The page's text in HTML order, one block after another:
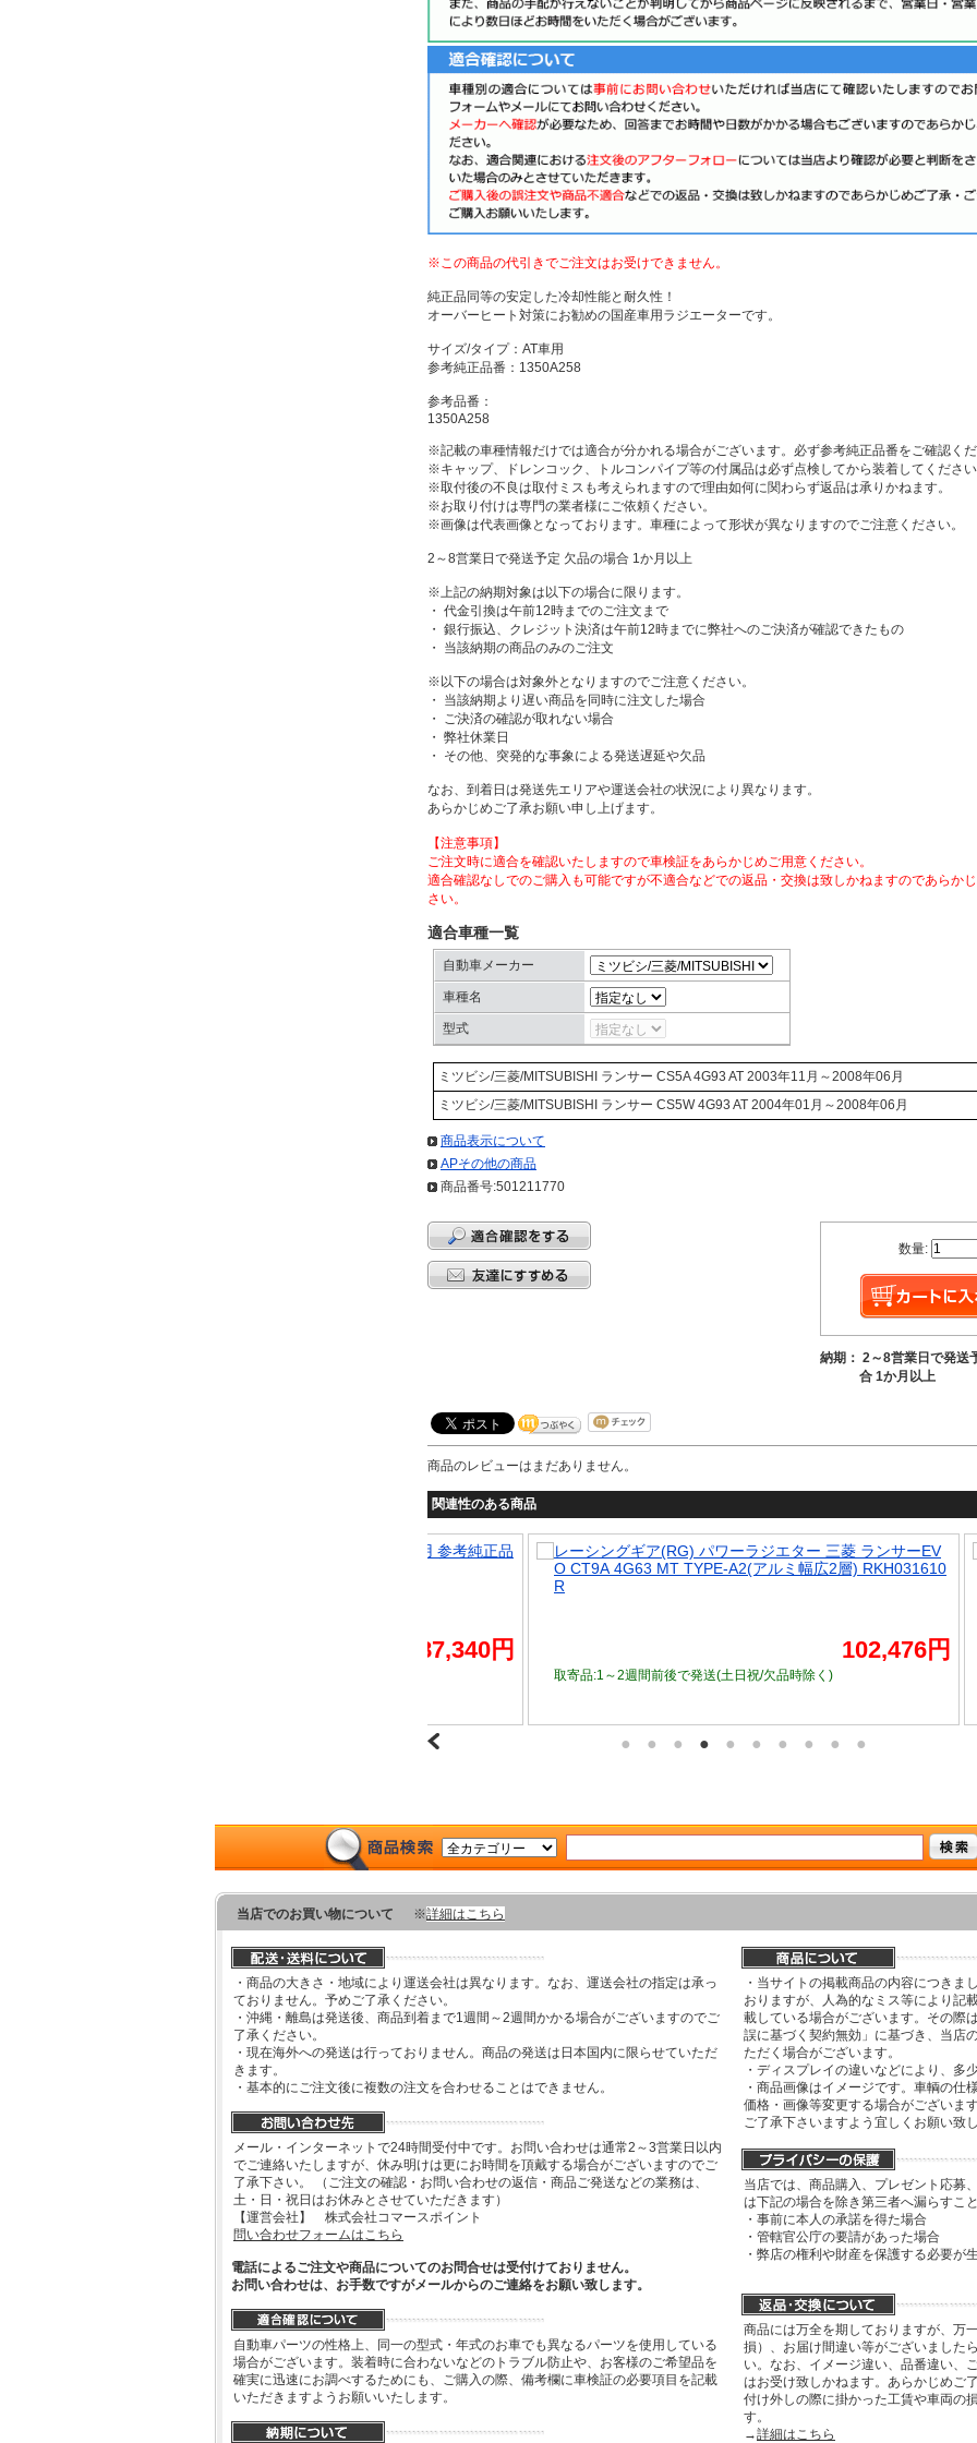
※この商品の代引きでご注文はお受けできません。
純正品同等の安定した冷却性能と耐久性！
オーバーヒート対策にお勧めの国産車用ラジエーターです。
サイズ/タイプ：AT車用
参考純正品番：1350A258
参考品番：
1350A258
※記載の車種情報だけでは適合が分かれる場合がございます。必ず参考純正品番をご確認くだ
※キャップ、ドレンコック、トルコンパイプ等の付属品は必ず点検してから装着してください
※取付後の不良は取付ミスも考えられますので理由如何に関わらず返品は承りかねます。
※お取り付けは専門の業者様にご依頼ください。
※画像は代表画像となっております。車種によって形状が異なりますのでご注意ください。
2～8営業日で発送予定 欠品の場合 1か月以上
※上記の納期対象は以下の場合に限ります。
・ 代金引換は午前12時までのご注文まで
・ 銀行振込、クレジット決済は午前12時までに弊社へのご決済が確認できたもの
・ 当該納期の商品のみのご注文
※以下の場合は対象外となりますのでご注意ください。
・ 当該納期より遅い商品を同時に注文した場合
・ ご決済の確認が取れない場合
・ 弊社休業日
・ その他、突発的な事象による発送遅延や欠品
なお、到着日は発送先エリアや運送会社の状況により異なります。
あらかじめご了承お願い申し上げます。
【注意事項】
ご注文時に適合を確認いたしますので車検証をあらかじめご用意ください。
適合確認なしでのご購入も可能ですが不適合などでの返品・交換は致しかねますのであらか
さい。
適合車種一覧
自動車メーカー
車種名
型式
ミツビシ/三菱/MITSUBISHI ランサー CS5A4G93 AT 2003年11月～2008年06月
ミツビシ/三菱/MITSUBISHI ランサー CS5W4G93 AT 2004年01月～2008年06月
商品表示について
APその他の商品
商品番号:501211770
数量:
納期： 2～8営業日で発送
合 1か月以上
商品のレビューはまだありません。
関連性のある商品
ラジエーター ランサーエボリューション AT車用 参考純正品
87,340円
レーシングギア(RG) パワーラジエター 三菱 ランサーEV
O CT9A 4G63 MT TYPE-A2(アルミ幅広2層) RKH031610
R
102,476円
取寄品:1～2週間前後で発送(土日祝/欠品時除く)
当店でのお買い物について ※詳細はこちら
・商品の大きさ・地域により運送会社は異なります。なお、運送会社の指定は承っ
ておりません。予めご了承ください。
・沖縄・離島は発送後、商品到着まで1週間～2週間かかる場合がございますのでご
了承ください。
・現在海外への発送は行っておりません。商品の発送は日本国内に限らせていただ
きます。
・基本的にご注文後に複数の注文を合わせることはできません。
メール・インターネットで24時間受付中です。お問い合わせは通常2～3営業日以内
でご連絡いたしますが、休み明けは更にお時間を頂戴する場合がございますのでご
了承下さい。 （ご注文の確認・お問い合わせの返信・商品ご発送などの業務は、
土・日・祝日はお休みとさせていただきます）
【運営会社】 株式会社コマースポイント
問い合わせフォームはこちら
電話によるご注文や商品についてのお問合せは受付けておりません。
お問い合わせは、お手数ですがメールからのご連絡をお願い致します。
自動車パーツの性格上、同一の型式・年式のお車でも異なるパーツを使用している
場合がございます。装着時に合わないなどのトラブル防止や、お客様のご希望品を
確実に迅速にお調べするためにも、ご購入の際、備考欄に車検証の必要項目を記載
いただきますようお願いいたします。
・当サイトの掲載商品の内容につきま
おりますが、人為的なミス等により記
載している場合がございます。その際
誤に基づく契約無効」に基づき、当店
ただく場合がございます。
・ディスプレイの違いなどにより、多
・商品画像はイメージです。車輌の仕
価格・画像等変更する場合がございます
ご了承下さいますよう宜しくお願い致し
当店では、商品購入、プレゼント応募
は下記の場合を除き第三者へ漏らすこ
・事前に本人の承諾を得た場合
・管轄官公庁の要請があった場合
・弊店の権利や財産を保護する必要が
商品には万全を期しておりますが、万
損）、お届け間違い等がございました
い。なお、イメージ違い、品番違い、
はお受け致しかねます。あらかじめご
付け外しの際に掛かった工賃や車両の
す。
→詳細はこちら